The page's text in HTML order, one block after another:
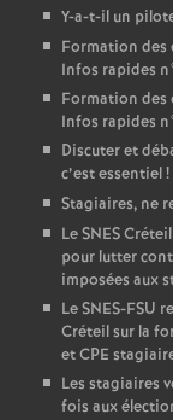
Y-a-t-il un
Formation des
Infos rapides
Formation des
Infos rapides
Discuter et
c’est essentiel!
Stagiaires, ne
LeSNESCréteil
pour lutter
imposées aux
LeSNES-FSU
Créteil sur la
etCPE
Les stagiaires
fois aux